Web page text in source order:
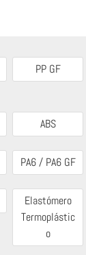
PP GF
ABS
PA6 / PA6 GF
Elastómero
Termoplástic
o